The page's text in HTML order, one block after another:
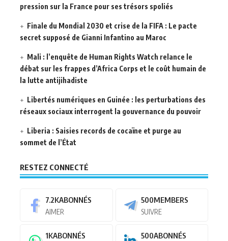
pression sur la France pour ses trésors spoliés
Finale du Mondial 2030 et crise de la FIFA : Le pacte
secret supposé de Gianni Infantino au Maroc
Mali : l’enquête de Human Rights Watch relance le
débat sur les frappes d’Africa Corps et le coût humain de
la lutte antijihadiste
Libertés numériques en Guinée : les perturbations des
réseaux sociaux interrogent la gouvernance du pouvoir
Liberia : Saisies records de cocaïne et purge au
sommet de l’État
RESTEZ CONNECTÉ
7.2KABONNÉS
AIMER
500MEMBERS
SUIVRE
1KABONNÉS 500ABONNÉS